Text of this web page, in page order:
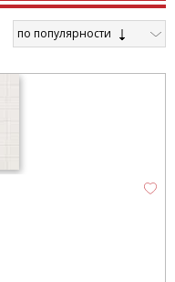
по популярности